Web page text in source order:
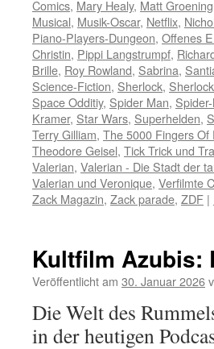
Comics, Mary Healy, Matt Groening
Musical, Musik-Oscar, Netflix,
Piano-Players-Dungeon, Offenes
Christin, Pippi Langstrumpf,
Brille, Roy Rowland, Sabrina,
Science-Fiction, Sherlock,
Space Odditiy, Spider Man,
Kramer, Star Wars, Superhelden,
Terry Gilliam, The 5000 Fingers Of
Theodore Geisel, Tick Trick und
Valerian, Valerian - Die Stadt der
Valerian und Veronique, Verfilmte
Zack Magazin, Zack parade, ZDF |
Kultfilm Azubis:
Veröffentlicht am 30. Januar 2026
Die Welt des
in der heutigen